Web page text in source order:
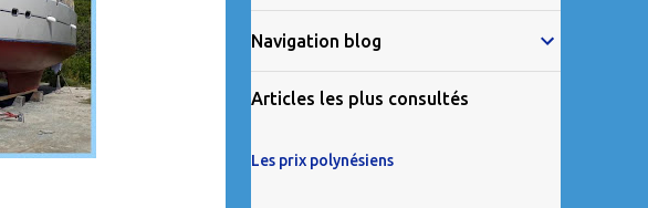
Navigation blog
Articles les plus consultés
Les prix polynésiens